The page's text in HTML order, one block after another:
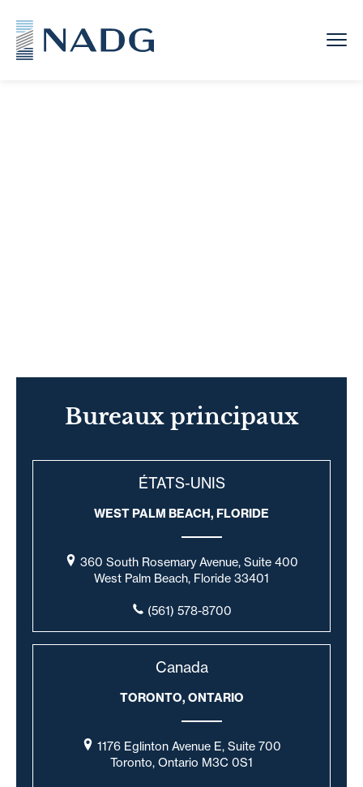
Toggle
Bureaux principaux
ÉTATS-UNIS
WEST PALM BEACH, FLORIDE
360 South Rosemary Avenue, Suite 400
West Palm Beach, Floride 33401
(561) 578-8700
Canada
TORONTO, ONTARIO
1176 Eglinton Avenue E, Suite 700
Toronto, Ontario M3C 0S1